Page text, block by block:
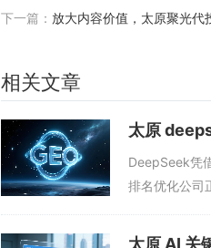
下一篇： 放大内容价值，太原聚光代
相关文章
太原
DeepSeek凭
排名优化公司
索增强生成”
太原 AI 关